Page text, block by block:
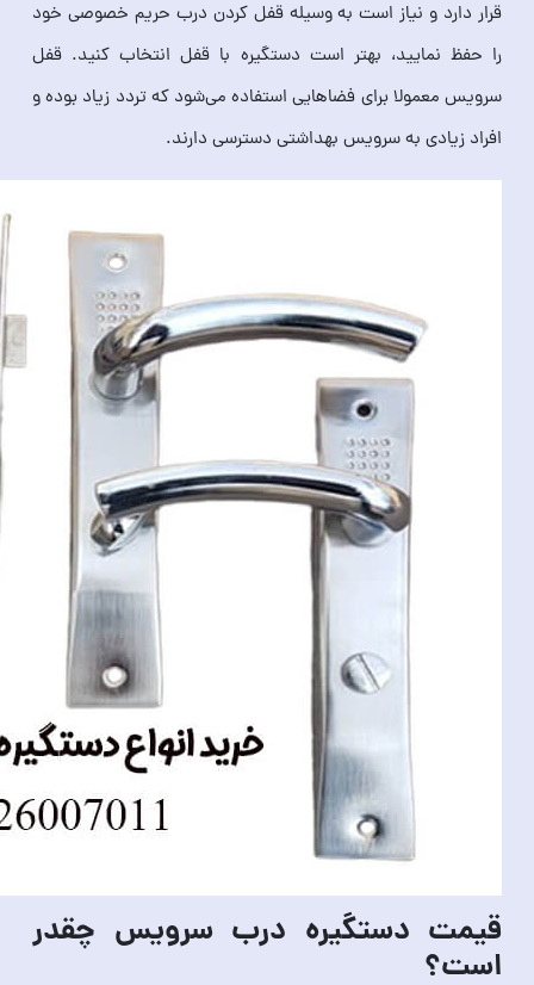
قرار دارد و نیاز است به وسیله قفل کردن درب حریم خصوصی خود
را حفظ نمایید، بهتر است دستگیره با قفل انتخاب کنید. قفل
سرویس معمولا برای فضاهایی استفاده می‌شود که تردد زیاد بوده و
افراد زیادی به سرویس بهداشتی دسترسی دارند.
قیمت دستگیره درب سرویس چقدر
است؟